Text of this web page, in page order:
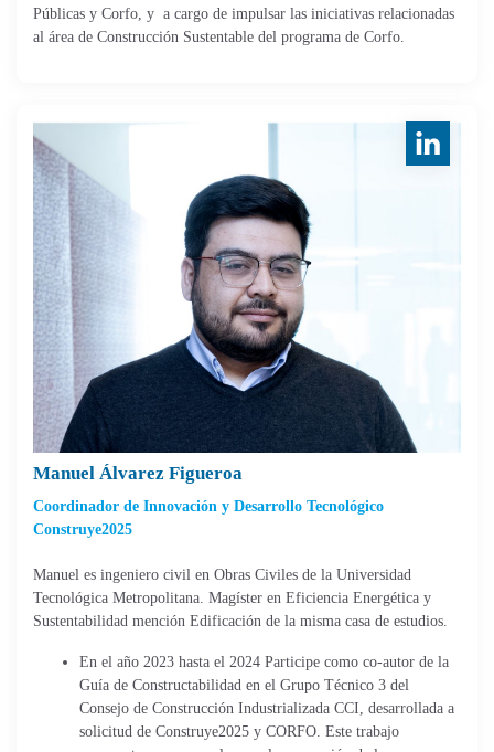
Públicas y Corfo, y a cargo de impulsar las iniciativas relacionadas
al área de Construcción Sustentable del programa de Corfo.
Manuel Álvarez Figueroa
Coordinador de Innovación y Desarrollo Tecnológico
Construye2025
Manuel es ingeniero civil en Obras Civiles de la Universidad
Tecnológica Metropolitana. Magíster en Eficiencia Energética y
Sustentabilidad mención Edificación de la misma casa de estudios.
En el año 2023 hasta el 2024 Participe como co-autor de la
Guía de Constructabilidad en el Grupo Técnico 3 del
Consejo de Construcción Industrializada CCI, desarrollada a
solicitud de Construye2025 y CORFO. Este trabajo